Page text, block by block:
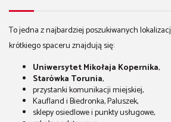
To jedna z najbardziej poszukiwanych
krótkiego spaceru znajdują się:
Uniwersytet Mikołaja Kopernika,
Starówka Torunia,
przystanki komunikacji miejskiej,
Kaufland i Biedronka, Paluszek,
sklepy osiedlowe i punkty usługowe,